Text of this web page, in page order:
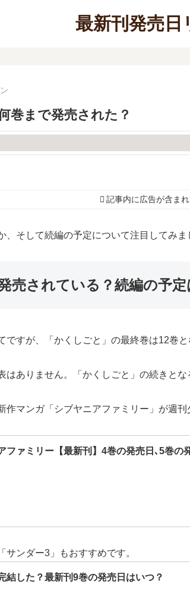
最新刊発売日
巻まで発売された？
記事内に広告が含まれ
そして続編の予定について注目してみま
売されている？続編の予定
すが、「かくしごと」の最終巻は12巻と
はありません。「かくしごと」の続きと
マンガ「シブヤニアファミリー」が週刊
ファミリー【最新刊】4巻の発売日､5巻の
ンダー3」もおすすめです。
結した？最新刊9巻の発売日はいつ？